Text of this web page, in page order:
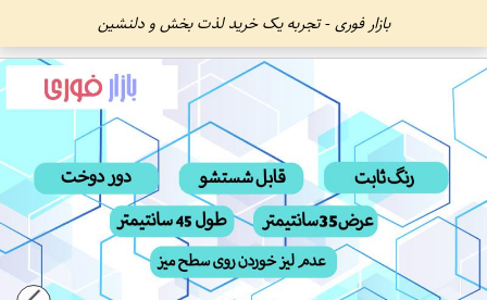
بازار فوری - تجربه یک خرید لذت بخش و دلنشین